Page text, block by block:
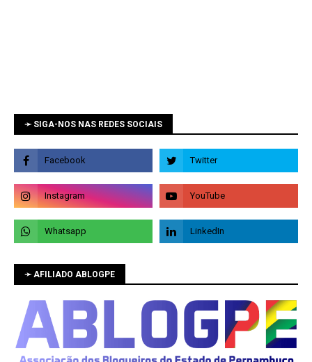
➛ SIGA-NOS NAS REDES SOCIAIS
➛ AFILIADO ABLOGPE